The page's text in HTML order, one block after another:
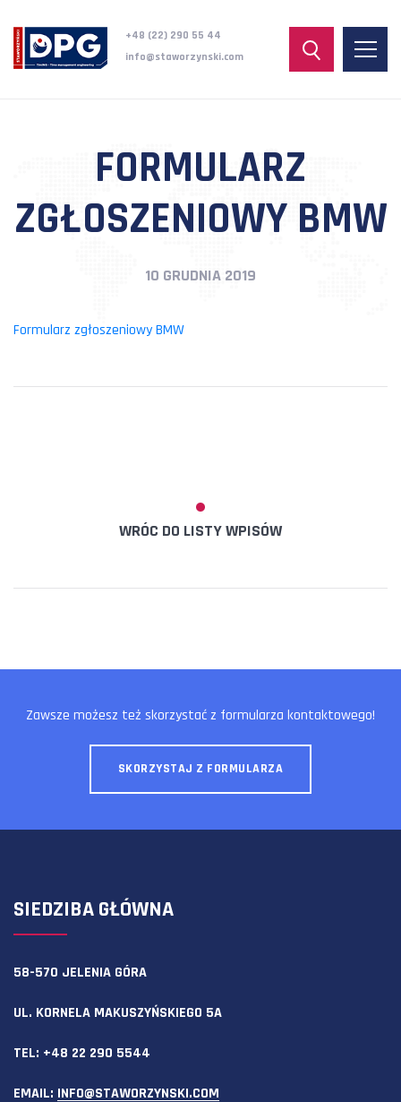
+48 (22) 290 55 44
info@staworzynski.com
FORMULARZ
ZGŁOSZENIOWY BMW
10 GRUDNIA 2019
Formularz zgłoszeniowy BMW
WRÓC DO LISTY WPISÓW
Zawsze możesz też skorzystać z formularza kontaktowego!
SKORZYSTAJ Z FORMULARZA
SIEDZIBA GŁÓWNA
58-570 JELENIA GÓRA
UL. KORNELA MAKUSZYŃSKIEGO 5A
TEL: +48 22 290 5544
EMAIL: INFO@STAWORZYNSKI.COM